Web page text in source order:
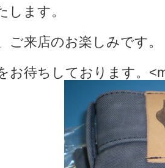
します。
ご来店のお楽しみです。
お待ちしております。